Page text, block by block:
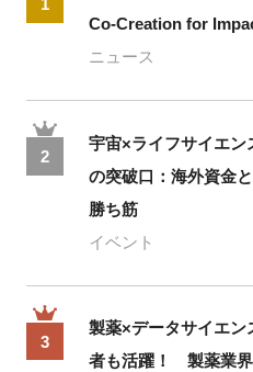
1
Co-Creation for
ニュース
2
宇宙×ライフサイエ
の突破口：海外資金
勝ち筋
イベント
3
製薬×データサイエ
者も活躍！ 製薬業